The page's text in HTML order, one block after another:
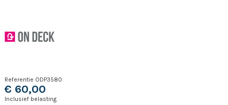
Referentie ODP3580
€ 60,00
Inclusief belasting